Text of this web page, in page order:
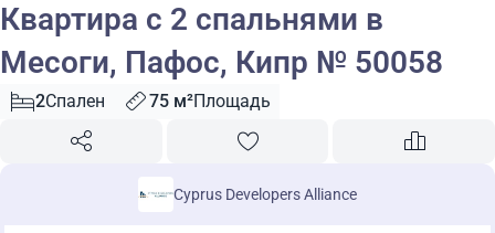
Квартира с 2 спальнями в
Месоги, Пафос, Кипр № 50058
2Спален 75 м²Площадь
Cyprus Developers Alliance